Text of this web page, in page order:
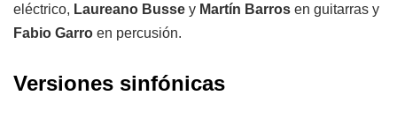
eléctrico, Laureano Busse y Martín Barros en guitarras y
Fabio Garro en percusión.
Versiones sinfónicas